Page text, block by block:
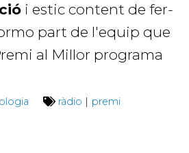
i estic content de fer-
part de l'equip que
al Millor programa
ràdio | premi